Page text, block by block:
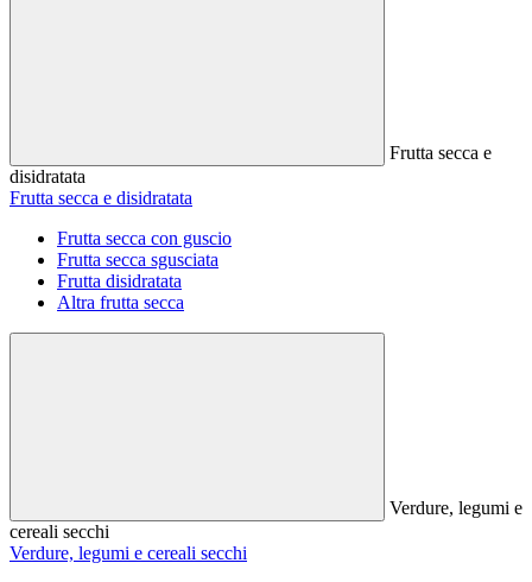
Frutta secca e
disidratata
Frutta secca e disidratata
Frutta secca con guscio
Frutta secca sgusciata
Frutta disidratata
Altra frutta secca
Verdure, legumi e
cereali secchi
Verdure, legumi e cereali secchi